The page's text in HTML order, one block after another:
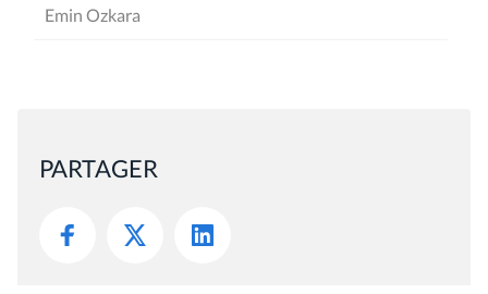
Emin Ozkara
PARTAGER